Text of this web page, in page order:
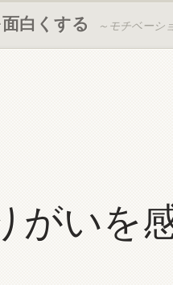
白くする ～モチベーシ
がいを